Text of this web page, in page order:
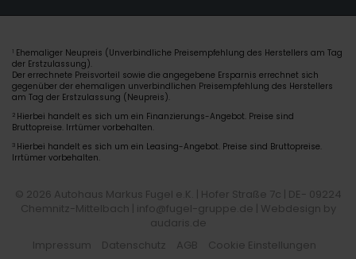
1 Ehemaliger Neupreis (Unverbindliche Preisempfehlung des Herstellers am Tag
der Erstzulassung).
Der errechnete Preisvorteil sowie die angegebene Ersparnis errechnet sich
gegenüber der ehemaligen unverbindlichen Preisempfehlung des Herstellers
am Tag der Erstzulassung (Neupreis).
2 Hierbei handelt es sich um ein Finanzierungs-Angebot. Preise sind
Bruttopreise. Irrtümer vorbehalten.
3 Hierbei handelt es sich um ein Leasing-Angebot. Preise sind Bruttopreise.
Irrtümer vorbehalten.
© 2026 Autohaus Markus Fugel e.K. | Hofer Straße 7c | DE- 09224
Chemnitz-Mittelbach | info@fugel-gruppe.de | Webdesign by
audaris.de
Impressum
Datenschutz AGB Cookie Einstellungen